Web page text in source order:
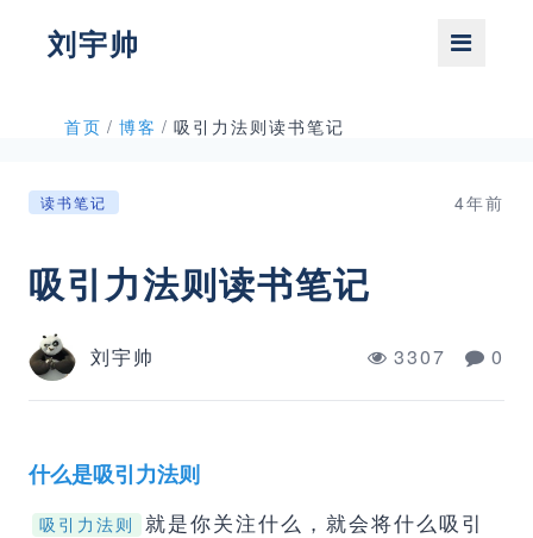
刘宇帅
首页 / 博客 / 吸引力法则读书笔记
读书笔记 4年前
吸引力法则读书笔记
刘宇帅 3307 0
什么是吸引力法则
吸引力法则
就是你关注什么，就会将什么吸引